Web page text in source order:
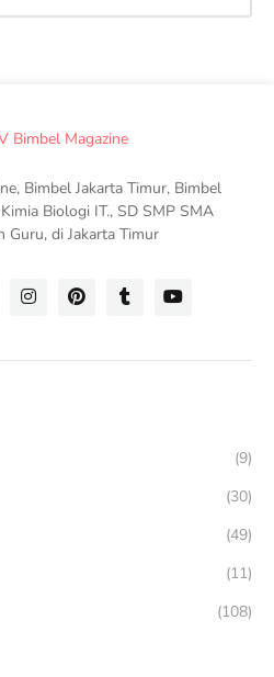
Bimbel Jakarta Timur, Bimbel
Biologi IT., SD SMP SMA
Guru, di Jakarta Timur
(9)
(30)
(49)
(11)
(108)